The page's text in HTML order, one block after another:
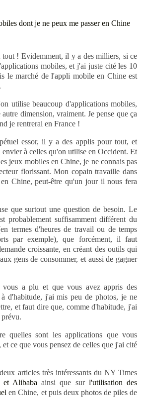
tout ! Evidemment, il y a des milliers, si ce
mobiles, et j'ai juste cité les 10
le marché de l'appli mobile en Chine est
utilise beaucoup d'applications mobiles,
dimension, vraiment. Je pense que ça
je rentrerai en France !
essor, il y a des applis pour tout, et
à celles qu'on utilise en Occident. Et
jeux mobiles en Chine, je ne connais pas
florissant. Mon copain travaille dans
Chine, peut-être qu'un jour il nous fera
que surtout une question de besoin. Le
probablement suffisamment différent du
termes d'heures de travail ou de temps
par exemple), que forcément, il faut
croissante, en créant des outils qui
gens de consommer, et aussi de gagner
vous a plu et que vous avez appris des
d'habitude, j'ai mis peu de photos, je ne
et faut dire que, comme d'habitude, j'ai
quelles sont les applications que vous
ce que vous pensez de celles que j'ai cité
articles très intéressants du NY Times
et Alibaba ainsi que sur l'utilisation des
en Chine, et puis deux photos de piles de